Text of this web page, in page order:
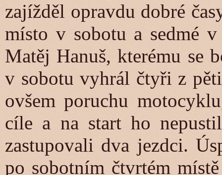
zajížděl opravdu dobré
místo v sobotu a sedmé
Matěj Hanuš, kterému se
v sobotu vyhrál čtyři z
ovšem poruchu
cíle a na start ho
zastupovali dva jezdci.
po sobotním čtvrtém